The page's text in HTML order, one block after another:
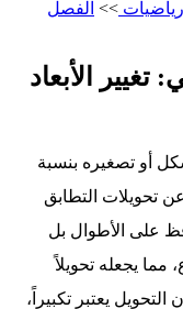
>> الفصل
تغيير الأبعاد
أو تصغيره بنسبة
تحويلات التطابق
على الأطوال بل
يجعله تحويلاً
كان معامل التمدد أكبر من 1 فإن التحويل يعتبر تكبيراً،